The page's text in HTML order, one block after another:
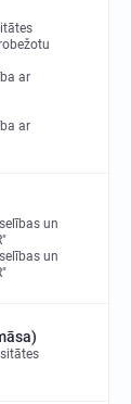
ar
ar
un
un